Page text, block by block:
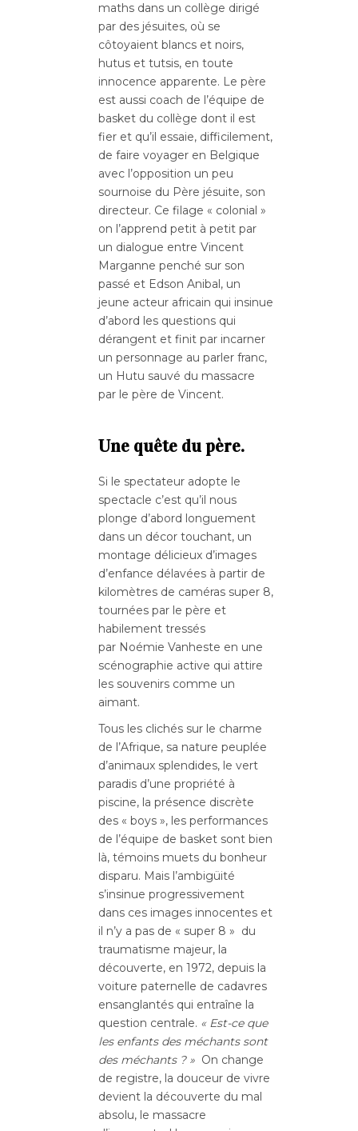
maths dans un collège dirigé
par des jésuites, où se
côtoyaient blancs et noirs,
hutus et tutsis, en toute
innocence apparente. Le père
est aussi coach de l’équipe de
basket du collège dont il est
fier et qu’il essaie, difficilement,
de faire voyager en Belgique
avec l’opposition un peu
sournoise du Père jésuite, son
directeur. Ce filage « colonial »
on l’apprend petit à petit par
un dialogue entre Vincent
Marganne penché sur son
passé et Edson Anibal, un
jeune acteur africain qui insinue
d’abord les questions qui
dérangent et finit par incarner
un personnage au parler franc,
un Hutu sauvé du massacre
par le père de Vincent.
Une quête du père.
Si le spectateur adopte le
spectacle c’est qu’il nous
plonge d’abord longuement
dans un décor touchant, un
montage délicieux d’images
d’enfance délavées à partir de
kilomètres de caméras super 8,
tournées par le père et
habilement tressés
par Noémie Vanheste en une
scénographie active qui attire
les souvenirs comme un
aimant.
Tous les clichés sur le charme
de l’Afrique, sa nature peuplée
d’animaux splendides, le vert
paradis d’une propriété à
piscine, la présence discrète
des « boys », les performances
de l’équipe de basket sont bien
là, témoins muets du bonheur
disparu. Mais l’ambigüité
s’insinue progressivement
dans ces images innocentes et
il n’y a pas de « super 8 » du
traumatisme majeur, la
découverte, en 1972, depuis la
voiture paternelle de cadavres
ensanglantés qui entraîne la
question centrale. « Est-ce que
les enfants des méchants sont
des méchants ? » On change
de registre, la douceur de vivre
devient la découverte du mal
absolu, le massacre